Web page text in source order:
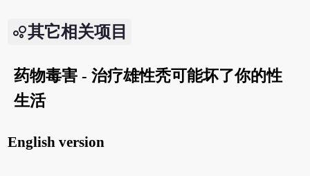
其它相关项目
药物毒害 - 治疗雄性秃可能坏了你的性
生活
English version